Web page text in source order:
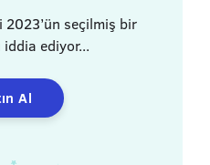
2023’ün seçilmiş bir
iddia ediyor...
Al